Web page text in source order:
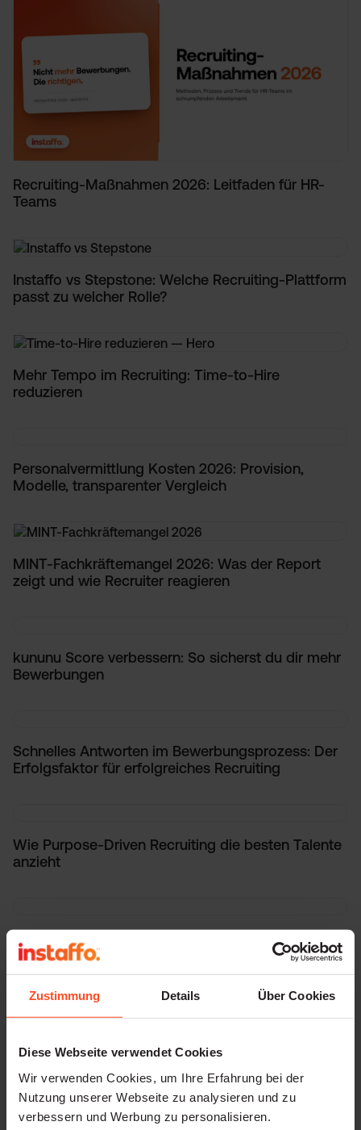
Zustimmung Details Über Cookies
Diese Webseite verwendet Cookies
Wir verwenden Cookies, um Ihre Erfahrung bei der
Nutzung unserer Webseite zu analysieren und zu
verbessern und Werbung zu personalisieren.
Recruiting-Maßnahmen 2026: Leitfaden für HR-
Teams
Instaffo vs Stepstone: Welche Recruiting-Plattform
passt zu welcher Rolle?
Mehr Tempo im Recruiting: Time-to-Hire
reduzieren
Personalvermittlung Kosten 2026: Provision,
Modelle, transparenter Vergleich
MINT-Fachkräftemangel 2026: Was der Report
zeigt und wie Recruiter reagieren
kununu Score verbessern: So sicherst du dir mehr
Bewerbungen
Schnelles Antworten im Bewerbungsprozess: Der
Erfolgsfaktor für erfolgreiches Recruiting
Wie Purpose-Driven Recruiting die besten Talente
anzieht
Recruiting auf Jobmessen: Vorteile und
Herausforderungen
sollten
Snocks’ Recruitingerfolg: 52% schneller, 41%